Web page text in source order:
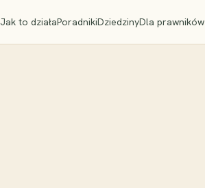
Jak to działaPoradnikiDziedzinyDla prawników